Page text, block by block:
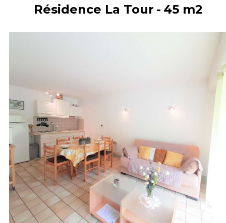
Résidence La Tour 45 m2